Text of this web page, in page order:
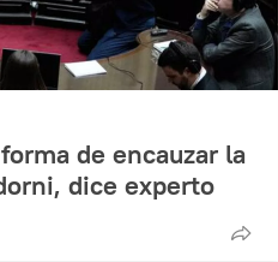
de encauzar la
dice experto